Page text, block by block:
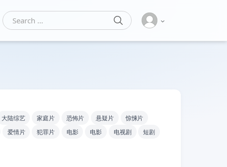
Search for:
SEARCH
大陆综艺 家庭片 恐怖片 悬疑片
惊悚片
爱情片 犯罪片 电影 电影 电视剧
短剧